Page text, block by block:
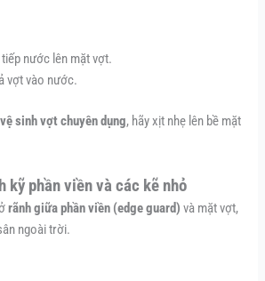
nước lên mặt vợt.
vợt vào nước.
sinh vợt chuyên dụng, hãy xịt nhẹ lên bề mặt
kỹ phần viền và các kẽ nhỏ
rãnh giữa phần viền (edge guard) và mặt vợt,
ngoài trời.